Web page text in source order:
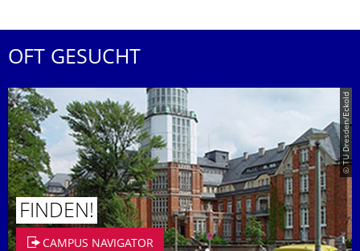
OFT GESUCHT
© TU Dresden/Eckold
FINDEN!
CAMPUS NAVIGATOR